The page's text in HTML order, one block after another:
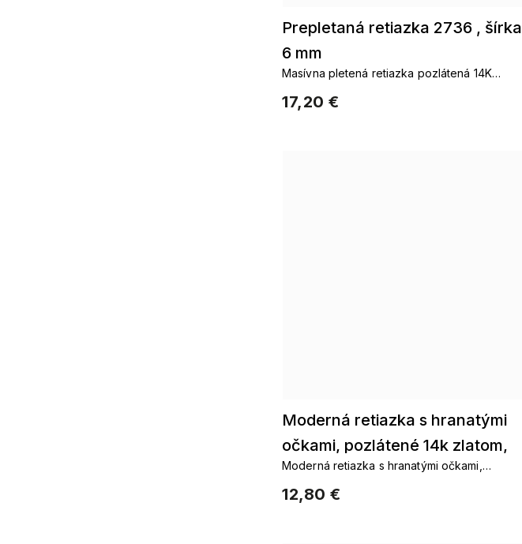
Prepletaná retiazka 2736 , šírka
6 mm
17,20 €
Masívna pletená retiazka pozlátená 14K
Moderná retiazka s hranatými
očkami, pozlátené 14k zlatom,
60 cm 2535
12,80 €
Moderná retiazka s hranatými očkami,